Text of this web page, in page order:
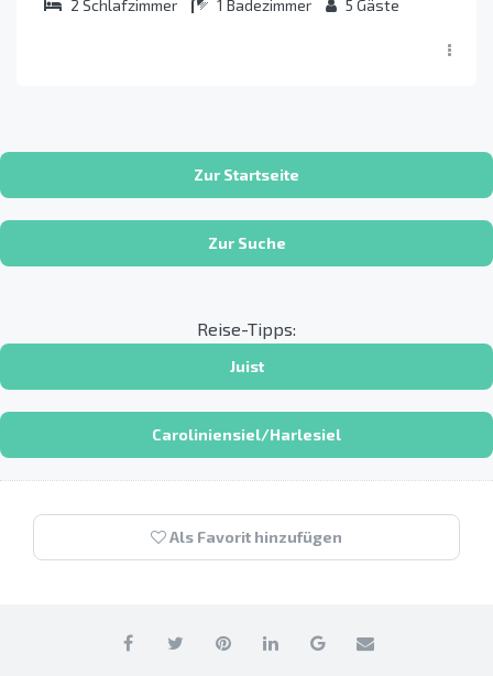
2 Schlafzimmer 1 Badezimmer 5 Gäste
Zur Startseite
Zur Suche
Reise-Tipps:
Juist
Caroliniensiel/Harlesiel
Als Favorit hinzufügen